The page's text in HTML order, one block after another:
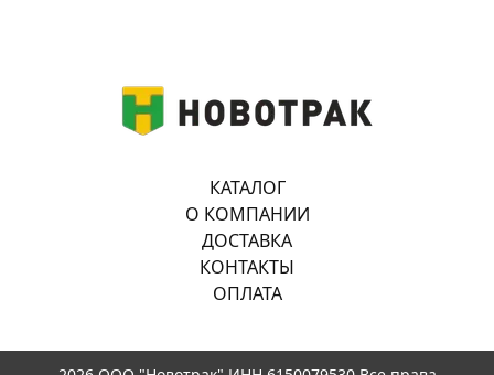
КАТАЛОГ
О КОМПАНИИ
ДОСТАВКА
КОНТАКТЫ
ОПЛАТА